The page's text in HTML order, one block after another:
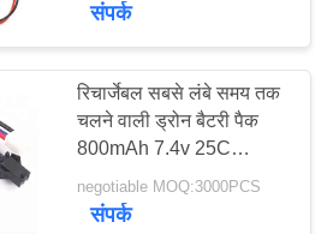
संपर्क
रिचार्जेबल सबसे लंबे समय तक
चलने वाली ड्रोन बैटरी पैक
800mAh 7.4v 25C
602540 Li - PO
negotiable MOQ:3000PCS
संपर्क